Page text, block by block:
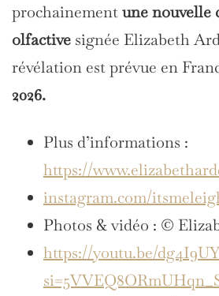
prochainementune nouvelle
olfactive signée Elizabeth
révélation est prévue en
2026.
Plus d’informations :
https://
instagram.com/
Photos & vidéo : ©
https://youtu.be/